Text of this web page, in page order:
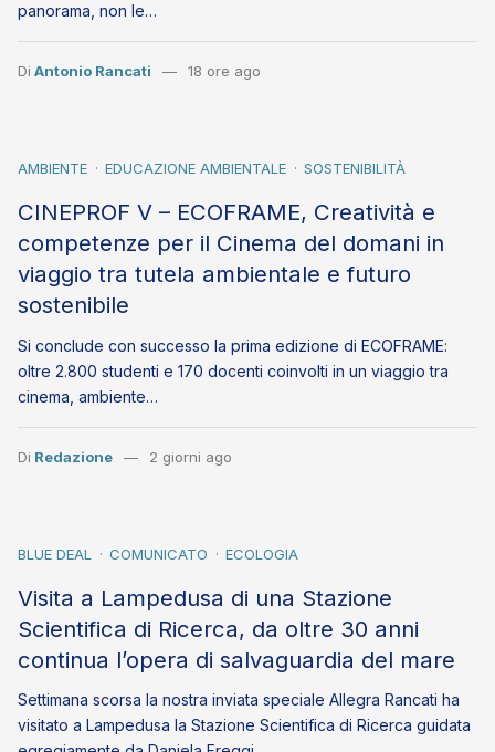
panorama, non le…
Di Antonio Rancati 18 ore ago
AMBIENTE EDUCAZIONE AMBIENTALE SOSTENIBILITÀ
CINEPROF V – ECOFRAME, Creatività e
competenze per il Cinema del domani in
viaggio tra tutela ambientale e futuro
sostenibile
Si conclude con successo la prima edizione di ECOFRAME:
oltre 2.800 studenti e 170 docenti coinvolti in un viaggio tra
cinema, ambiente…
Di Redazione 2 giorni ago
BLUE DEAL COMUNICATO ECOLOGIA
Visita a Lampedusa di una Stazione
Scientifica di Ricerca, da oltre 30 anni
continua l’opera di salvaguardia del mare
Settimana scorsa la nostra inviata speciale Allegra Rancati ha
visitato a Lampedusa la Stazione Scientifica di Ricerca guidata